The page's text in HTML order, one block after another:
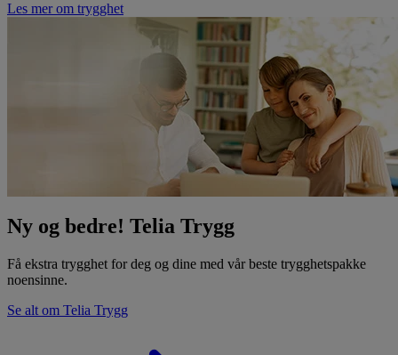
Les mer om trygghet
Ny og bedre! Telia Trygg
Få ekstra trygghet for deg og dine med vår beste trygghetspakke
noensinne.
Se alt om Telia Trygg